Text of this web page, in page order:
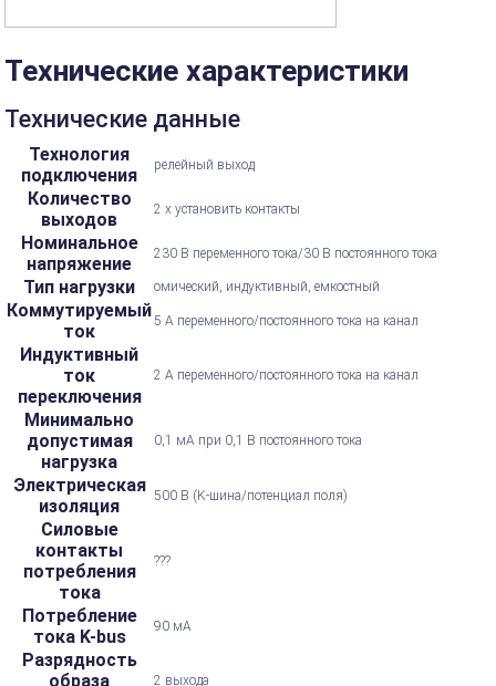
Технические характеристики
Технические данные
Технология
подключения
релейный выход
Количество
выходов
2 x установить контакты
Номинальное
напряжение
230 В переменного тока/30 В постоянного тока
Тип нагрузки омический, индуктивный, емкостный
Коммутируемый
ток
5 А переменного/постоянного тока на канал
Индуктивный
ток
переключения
2 А переменного/постоянного тока на канал
Минимально
допустимая
нагрузка
0,1 мА при 0,1 В постоянного тока
Электрическая
изоляция
500 В (K-шина/потенциал поля)
Силовые
контакты
потребления
тока
???
Потребление
тока K-bus
90 мА
Разрядность
образа
2 выхода